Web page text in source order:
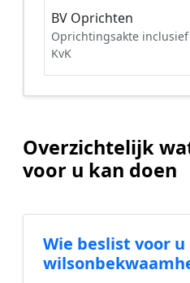
BV Oprichten
Oprichtingsakte inclusief
KvK
Overzichtelijk
voor u kan doen
Wie beslist voor u